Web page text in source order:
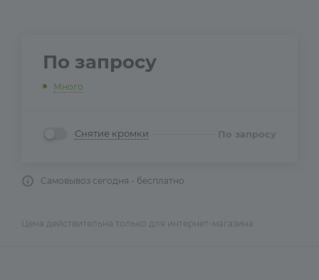
По запросу
Много
Снятие кромки По запросу
Самовывоз сегодня - бесплатно
Цена действительна только для интернет-магазина